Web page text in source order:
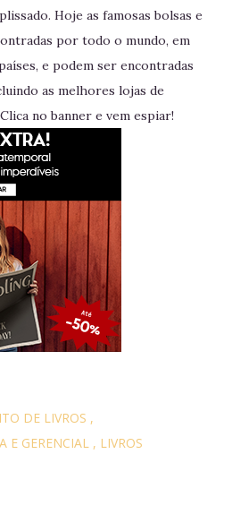
Hoje as famosas bolsas e
por todo o mundo, em
e podem ser encontradas
as melhores lojas de
no banner e vem espiar!
DE LIVROS
E GERENCIAL
LIVROS